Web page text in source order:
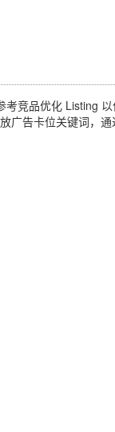
竞品优化 Listing
广告卡位关键词，